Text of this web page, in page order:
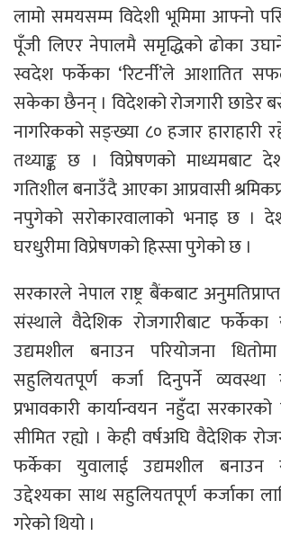
लामो समयसम्म विदेशी भूमिमा आफ्नो
पूँजी लिएर नेपालमै समृद्धिको ढोका
स्वदेश फर्केका ‘रिटर्नी’ले आशातित
सकेका छैनन् । विदेशको रोजगारी छाडेर
नागरिकको सङ्ख्या ८० हजार हाराहारी
तथ्याङ्क छ । विप्रेषणको माध्यमबाट
गतिशील बनाउँदै आएका आप्रवासी
नपुगेको सरोकारवालाको भनाइ छ ।
घरधुरीमा विप्रेषणको हिस्सा पुगेको छ ।
सरकारले नेपाल राष्ट्र बैंकबाट
संस्थाले वैदेशिक रोजगारीबाट फर्केका
उद्यमशील बनाउन परियोजना
सहुलियतपूर्ण कर्जा दिनुपर्ने
प्रभावकारी कार्यान्वयन नहुँदा
सीमित रह्यो । केही वर्षअघि वैदेशिक
फर्केका युवालाई उद्यमशील
उद्देश्यका साथ सहुलियतपूर्ण कर्जाका
गरेको थियो ।